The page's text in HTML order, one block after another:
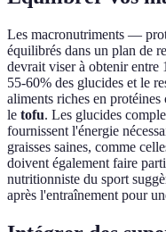
Les macronutriments —
équilibrés dans un plan de
devrait viser à obtenir entre
55-60% des glucides et le
aliments riches en protéines
le tofu. Les glucides
fournissent l'énergie
graisses saines, comme
doivent également faire
nutritionniste du sport
après l'entraînement pour